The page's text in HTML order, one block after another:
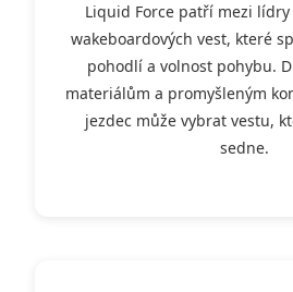
Liquid Force patří mezi
wakeboardových vest, které
pohodlí a volnost pohybu.
materiálům a promyšleným
jezdec může vybrat vestu,
sedne.